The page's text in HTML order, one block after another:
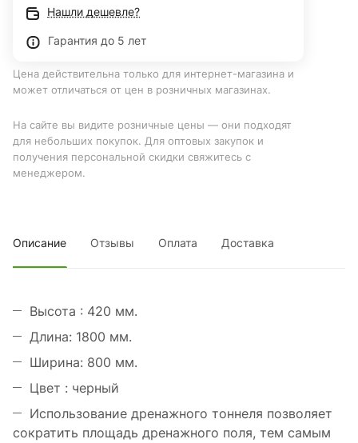
Нашли дешевле?
Гарантия до 5 лет
Цена действительна только для интернет-магазина и
может отличаться от цен в розничных магазинах.
На сайте вы видите розничные цены — они подходят
для небольших покупок. Для оптовых закупок и
получения персональной скидки свяжитесь с
менеджером.
Описание Отзывы Оплата Доставка
Высота : 420 мм.
Длина: 1800 мм.
Ширина: 800 мм.
Цвет : черный
Использование дренажного тоннеля позволяет
сократить площадь дренажного поля, тем самым